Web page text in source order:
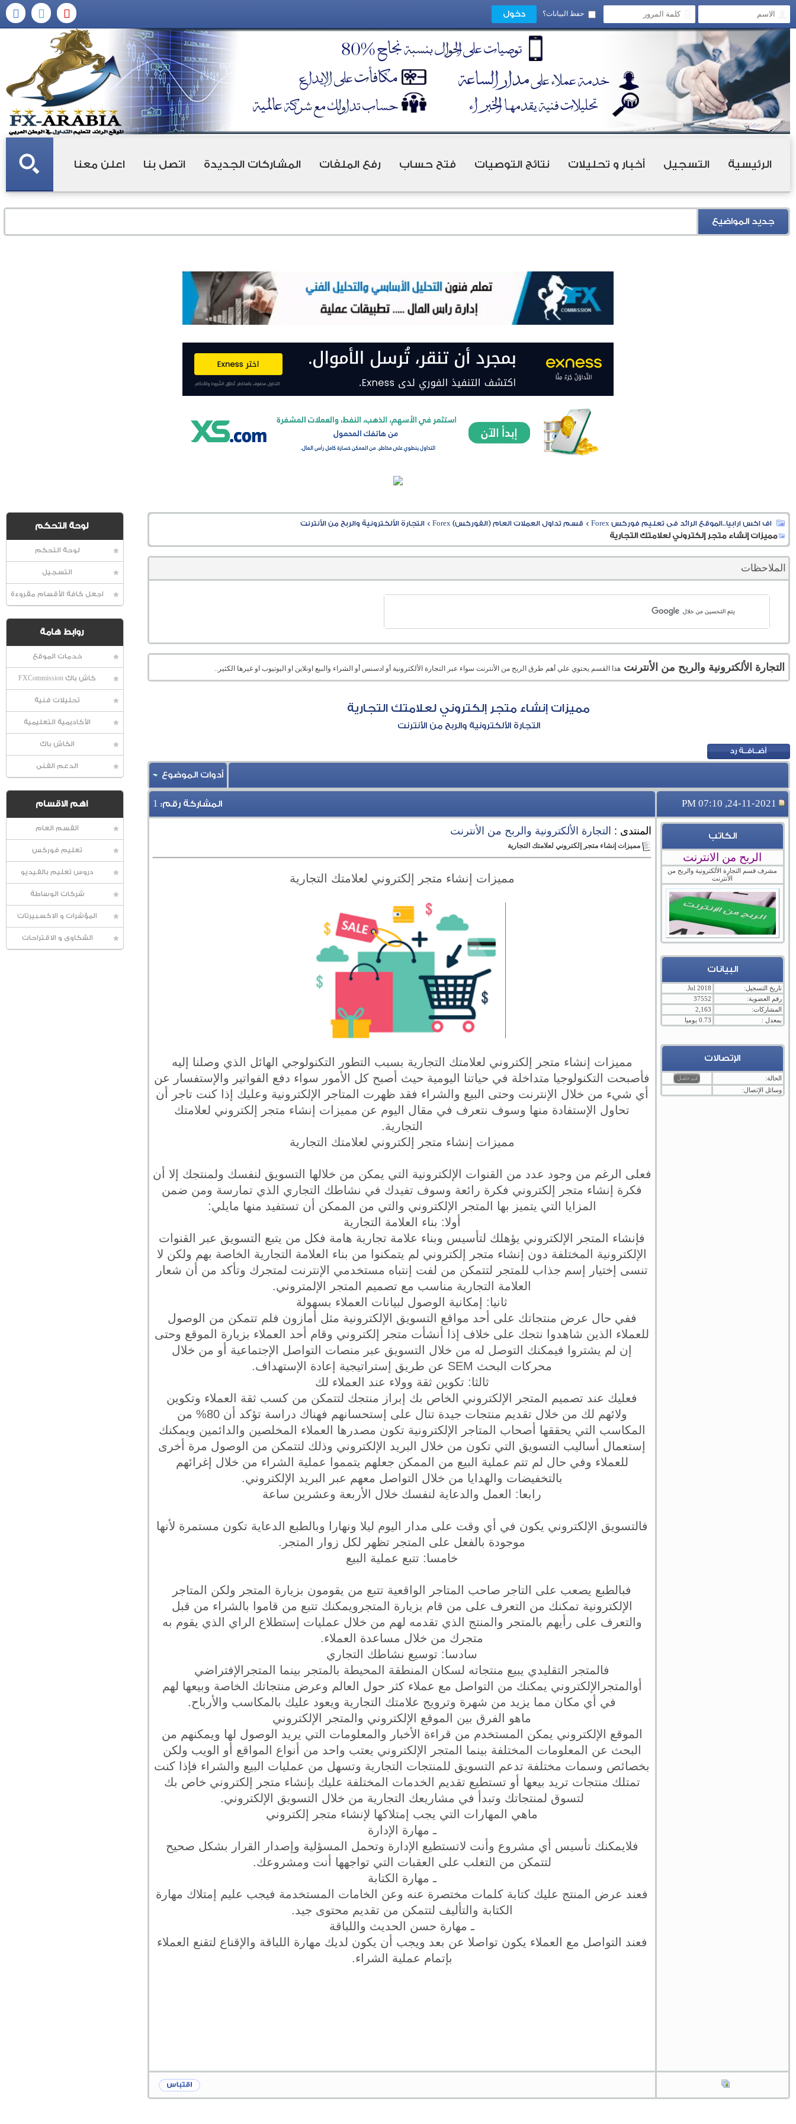
حفظ البيانات؟
الرئيسية التسجيل أخبار و تحليلات نتائج التوصيات فتح حساب رفع الملفات المشاركات الجديدة اتصل بنا اعلن معنا
جديد المواضيع
لوحة التحكم
لوحة التحكم
التسجيل
اجعل كافة الأقسام مقروءة
روابط هامة
خدمات الموقع
كاش باك FXCommission
تحليلات فنية
الأكاديمية التعليمية
الكاش باك
الدعم الفنى
اهم الاقسام
القسم العام
تعليم فوركس
دروس تعليم بالفيديو
شركات الوساطة
المؤشرات و الاكسبيرتات
الشكاوى و الاقتراحات
اف اكس ارابيا..الموقع الرائد فى تعليم فوركس Forex > قسم تداول العملات العام (الفوركس) Forex >التجارة الألكترونية والربح من الأنترنت
مميزات إنشاء متجر إلكتروني لعلامتك التجارية
الملاحظات
التجارة الألكترونية والربح من الأنترنت هذا القسم يحتوي علي أهم طرق الربح من الأنترنت سواء عبر التجارة الألكترونية أو ادسنس أو الشراء والبيع اونلاين او اليوتيوب او غيرها الكثير..
مميزات إنشاء متجر إلكتروني لعلامتك التجارية
التجارة الألكترونية والربح من الأنترنت
أدوات الموضوع
24-11-2021, 07:10 PM المشاركة رقم: 1
الكاتب
الربح من الانترنت
مشرف قسم التجارة الألكترونية والربح من
الأنترنت
البيانات
تاريخ التسجيل:
Jul 2018
رقم العضوية:
37552
المشاركات:
2,163
بمعدل :
0.73 يوميا
الإتصالات
الحالة:
وسائل الإتصال:
المنتدى : التجارة الألكترونية والربح من الأنترنت
مميزات إنشاء متجر إلكتروني لعلامتك التجارية
مميزات إنشاء متجر إلكتروني لعلامتك التجارية
مميزات إنشاء متجر إلكتروني لعلامتك التجارية بسبب التطور التكنولوجي الهائل الذي وصلنا إليه
فأصبحت التكنولوجيا متداخلة في حياتنا اليومية حيث أصبح كل الأمور سواء دفع الفواتير والإستفسار عن
أي شيء من خلال الإنترنت وحتى البيع والشراء فقد ظهرت المتاجر الإلكترونية وعليك إذا كنت تاجر أن
تحاول الإستفادة منها وسوف نتعرف في مقال اليوم عن مميزات إنشاء متجر إلكتروني لعلامتك
التجارية.
مميزات إنشاء متجر إلكتروني لعلامتك التجارية
فعلى الرغم من وجود عدد من القنوات الإلكترونية التي يمكن من خلالها التسويق لنفسك ولمنتجك إلا أن
فكرة إنشاء متجر إلكتروني فكرة رائعة وسوف تفيدك في نشاطك التجاري الذي تمارسة ومن ضمن
المزايا التي يتميز بها المتجر الإلكتروني والتي من الممكن أن تستفيد منها مايلي:
أولا: بناء العلامة التجارية
فإنشاء المتجر الإلكتروني يؤهلك لتأسيس وبناء علامة تجارية هامة فكل من يتبع التسويق عبر القنوات
الإلكترونية المختلفة دون إنشاء متجر إلكتروني لم يتمكنوا من بناء العلامة التجارية الخاصة بهم ولكن لا
تنسى إختيار إسم جذاب للمتجر لتتمكن من لفت إنتباه مستخدمي الإنترنت لمتجرك وتأكد من أن شعار
العلامة التجارية مناسب مع تصميم المتجر الإلمتروني.
ثانيا: إمكانية الوصول لبيانات العملاء بسهولة
ففي حال عرض منتجاتك على أحد مواقع التسويق الإلكترونية مثل أمازون فلم تتمكن من الوصول
للعملاء الذين شاهدوا نتجك على خلاف إذا أنشأت متجر إلكتروني وقام أحد العملاء بزيارة الموقع وحتى
إن لم يشتروا فيمكنك التوصل له من خلال التسويق عبر منصات التواصل الإجتماعية أو من خلال
محركات البحث SEM عن طريق إستراتيجية إعادة الإستهداف.
ثالثا: تكوين ثقة وولاء عند العملاء لك
فعليك عند تصميم المتجر الإلكتروني الخاص بك إبراز منتجك لتتمكن من كسب ثقة العملاء وتكوين
ولائهم لك من خلال تقديم منتجات جيدة تنال على إستحسانهم فهناك دراسة تؤكد أن 80% من
المكاسب التي يحققها أصحاب المتاجر الإلكترونية تكون مصدرها العملاء المخلصين والدائمين ويمكنك
إستعمال أساليب التسويق التي تكون من خلال البريد الإلكتروني وذلك لتتمكن من الوصول مرة أخرى
للعملاء وفي حال لم تتم عملية البيع من الممكن جعلهم يتمموا عملية الشراء من خلال إغرائهم
بالتخفيضات والهدايا من خلال التواصل معهم عبر البريد الإلكتروني.
رابعا: العمل والدعاية لنفسك خلال الأربعة وعشرين ساعة
فالتسويق الإلكتروني يكون في أي وقت على مدار اليوم ليلا ونهارا وبالطبع الدعاية تكون مستمرة لأنها
موجودة بالفعل على المتجر تظهر لكل زوار المتجر.
خامسا: تتبع عملية البيع
فبالطبع يصعب على التاجر صاحب المتاجر الواقعية تتبع من يقومون بزيارة المتجر ولكن المتاجر
الإلكترونية تمكنك من التعرف على من قام بزيارة المتجرويمكنك تتبع من قاموا بالشراء من قبل
والتعرف على رأيهم بالمتجر والمنتج الذي تقدمه لهم من خلال عمليات إستطلاع الراي الذي يقوم به
متجرك من خلال مساعدة العملاء.
سادسا: توسيع نشاطك التجاري
فالمتجر التقليدي يبيع منتجاته لسكان المنطقة المحيطة بالمتجر بينما المتجرالإفتراضي
أوالمتجرالإلكتروني يمكنك من التواصل مع عملاء كثر حول العالم وعرض منتجاتك الخاصة وبيعها لهم
في أي مكان مما يزيد من شهرة وترويج علامتك التجارية ويعود عليك بالمكاسب والأرباح.
ماهو الفرق بين الموقع الإلكتروني والمتجر الإلكتروني
الموقع الإلكتروني يمكن المستخدم من قراءة الأخبار والمعلومات التي يريد الوصول لها ويمكنهم من
البحث عن المعلومات المختلفة بينما المتجر الإلكتروني يعتب واحد من أنواع المواقع أو الويب ولكن
بخصائص وسمات مختلفة تدعم التسويق للمنتجات التجارية وتسهل من عمليات البيع والشراء فإذا كنت
تمتلك منتجات تريد بيعها أو تستطيع تقديم الخدمات المختلفة عليك بإنشاء متجر إلكتروني خاص بك
لتسوق لمنتجاتك وتبدأ في مشاريعك التجارية من خلال التسويق الإلكتروني.
ماهي المهارات التي يجب إمتلاكها لإنشاء متجر إلكتروني
ـ مهارة الإدارة
فلايمكنك تأسيس أي مشروع وأنت لاتستطيع الإدارة وتحمل المسؤلية وإصدار القرار بشكل صحيح
لتتمكن من التغلب على العقبات التي تواجهها أنت ومشروعك.
ـ مهارة الكتابة
فعند عرض المنتج عليك كتابة كلمات مختصرة عنه وعن الخامات المستخدمة فيجب عليم إمتلاك مهارة
الكتابة والتأليف لتتمكن من تقديم محتوى جيد.
ـ مهارة حسن الحديث واللباقة
فعند التواصل مع العملاء يكون تواصلا عن بعد ويجب أن يكون لديك مهارة اللباقة والإقناع لتقنع العملاء
بإتمام عملية الشراء.